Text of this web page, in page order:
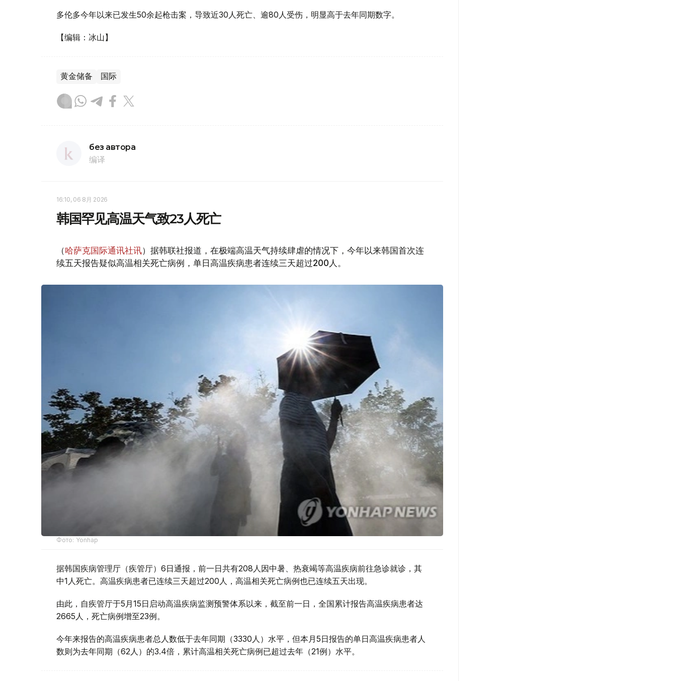
多伦多今年以来已发生50余起枪击案，导致近30人死亡、逾80人受伤，明显高于去年同期数字。
【编辑：冰山】
黄金储备 国际
без автора
编译
16:10, 06 8月 2026
韩国罕见高温天气致23人死亡
（哈萨克国际通讯社讯）据韩联社报道，在极端高温天气持续肆虐的情况下，今年以来韩国首次连
续五天报告疑似高温相关死亡病例，单日高温疾病患者连续三天超过200人。
Фото: Yonhap
据韩国疾病管理厅（疾管厅）6日通报，前一日共有208人因中暑、热衰竭等高温疾病前往急诊就诊，其
中1人死亡。高温疾病患者已连续三天超过200人，高温相关死亡病例也已连续五天出现。
由此，自疾管厅于5月15日启动高温疾病监测预警体系以来，截至前一日，全国累计报告高温疾病患者达
2665人，死亡病例增至23例。
今年来报告的高温疾病患者总人数低于去年同期（3330人）水平，但本月5日报告的单日高温疾病患者人
数则为去年同期（62人）的3.4倍，累计高温相关死亡病例已超过去年（21例）水平。